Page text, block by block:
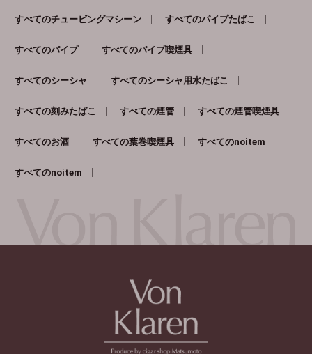
すべてのチュービングマシーン すべてのパイプたばこ
すべてのパイプ すべてのパイプ喫煙具
すべてのシーシャ すべてのシーシャ用水たばこ
すべての刻みたばこ すべての煙管 すべての煙管喫煙具
すべてのお酒 すべての葉巻喫煙具 すべてのnoitem
すべてのnoitem